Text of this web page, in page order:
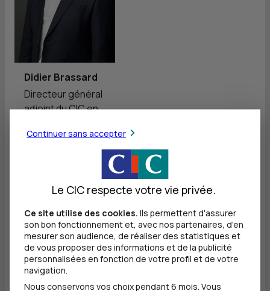
Didier Brassard
Directeur général
adjoint du CIC en
en Île-de-France
Continuer sans accepter
Le CIC respecte votre vie privée.
Ce site utilise des cookies. Ils permettent d'assurer
son bon fonctionnement et, avec nos partenaires, d'en
mesurer son audience, de réaliser des statistiques et
de vous proposer des informations et de la publicité
personnalisées en fonction de votre profil et de votre
navigation.
Nous conservons vos choix pendant 6 mois. Vous